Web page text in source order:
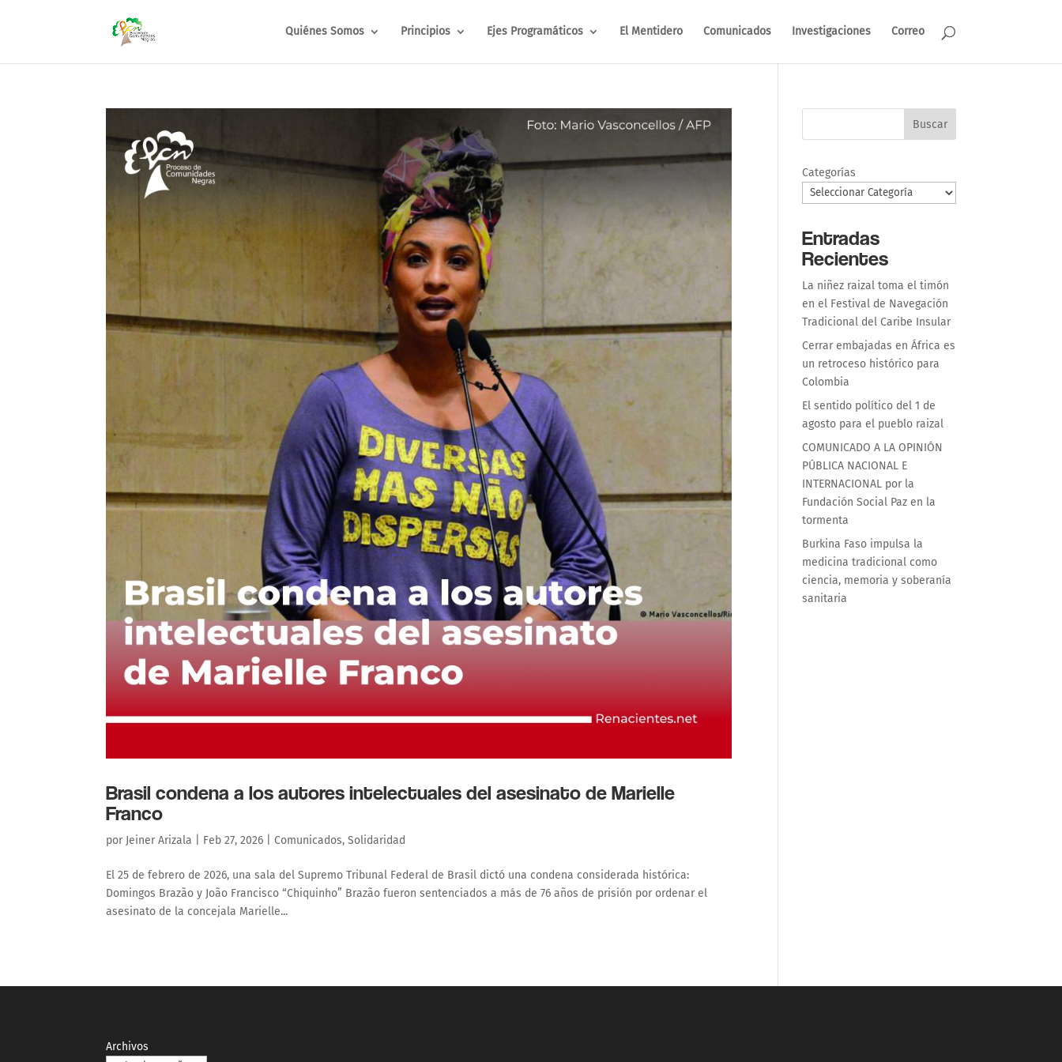
Quiénes Somos Principios Ejes Programáticos El Mentidero Comunicados Investigaciones Correo
Brasil condena a los autores intelectuales del asesinato de Marielle
Franco
por Jeiner Arizala Feb 27, 2026 |Comunicados,Solidaridad
El 25 de febrero de 2026, una sala del Supremo Tribunal Federal de Brasil dictó una condena considerada histórica:
Domingos Brazão y João Francisco “Chiquinho” Brazão fueron sentenciados a más de 76 años de prisión por ordenar el
asesinato de la concejala Marielle...
Buscar
Categorías
Entradas
Recientes
La niñez raizal toma el timón
en el Festival de Navegación
Tradicional del Caribe Insular
Cerrar embajadas en África es
un retroceso histórico para
Colombia
El sentido político del 1 de
agosto para el pueblo raizal
COMUNICADO A LA OPINIÓN
PÚBLICA NACIONAL E
INTERNACIONAL por la
Fundación Social Paz en la
tormenta
Burkina Faso impulsa la
medicina tradicional como
ciencia, memoria y soberanía
sanitaria
Archivos